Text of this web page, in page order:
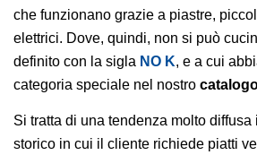
che funzionano grazie a piastre,
elettrici. Dove, quindi, non si può
definito con la sigla NO K, e a cui
categoria speciale nel nostro
Si tratta di una tendenza molto diffusa
storico in cui il cliente richiede piatti